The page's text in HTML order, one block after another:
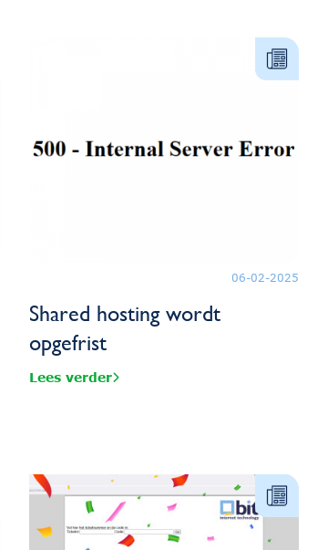
06-02-2025
Shared hosting wordt
opgefrist
Lees verder